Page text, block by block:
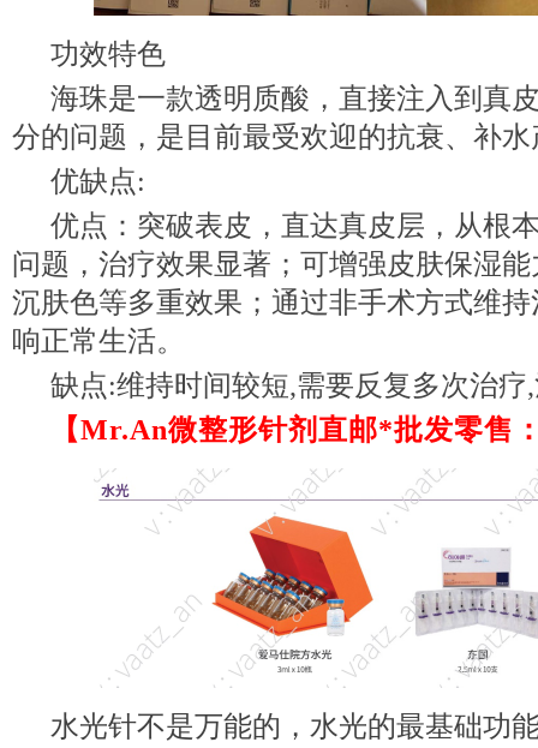
功效特色
海珠是一款透明质酸，直接注入到真
分的问题，是目前最受欢迎的抗衰、补水
优缺点:
优点：突破表皮，直达真皮层，从根
问题，治疗效果显著；可增强皮肤保湿
沉肤色等多重效果；通过非手术方式维
响正常生活。
缺点:维持时间较短,需要反复多次治
【Mr.An微整形针剂直邮*批发零售
水光针不是万能的，水光的最基础功